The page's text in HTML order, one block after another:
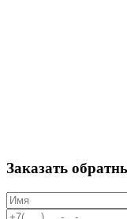
Заказать